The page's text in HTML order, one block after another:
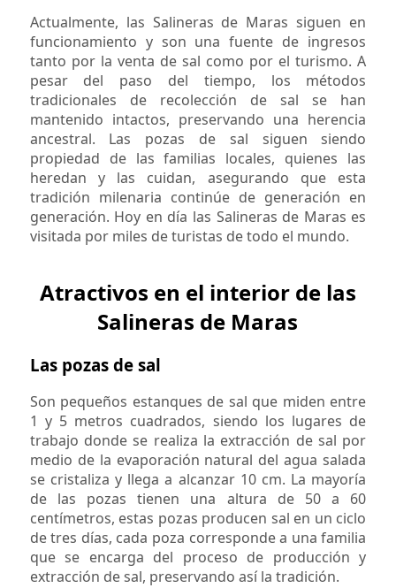
Actualmente, las Salineras de Maras siguen en
funcionamiento y son una fuente de ingresos
tanto por la venta de sal como por el turismo. A
pesar del paso del tiempo, los métodos
tradicionales de recolección de sal se han
mantenido intactos, preservando una herencia
ancestral. Las pozas de sal siguen siendo
propiedad de las familias locales, quienes las
heredan y las cuidan, asegurando que esta
tradición milenaria continúe de generación en
generación. Hoy en día las Salineras de Maras es
visitada por miles de turistas de todo el mundo.
Atractivos en el interior de las
Salineras de Maras
Las pozas de sal
Son pequeños estanques de sal que miden entre
1 y 5 metros cuadrados, siendo los lugares de
trabajo donde se realiza la extracción de sal por
medio de la evaporación natural del agua salada
se cristaliza y llega a alcanzar 10 cm. La mayoría
de las pozas tienen una altura de 50 a 60
centímetros, estas pozas producen sal en un ciclo
de tres días, cada poza corresponde a una familia
que se encarga del proceso de producción y
extracción de sal, preservando así la tradición.